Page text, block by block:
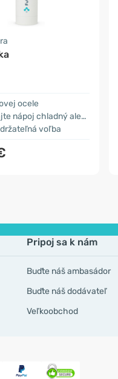
ocele
chladný alebo teplý až 12 hodín
voľba
Pripoj sa k nám
Buďte náš ambasádor
Buďte náš dodávateľ
Veľkoobchod